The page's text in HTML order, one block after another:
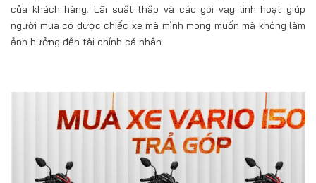
của khách hàng. Lãi suất thấp và các gói vay linh hoạt giúp
người mua có được chiếc xe mà mình mong muốn mà không làm
ảnh hưởng đến tài chính cá nhân.